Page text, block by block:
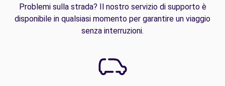
Problemi sulla strada? Il nostro servizio di supporto è
disponibile in qualsiasi momento per garantire un viaggio
senza interruzioni.